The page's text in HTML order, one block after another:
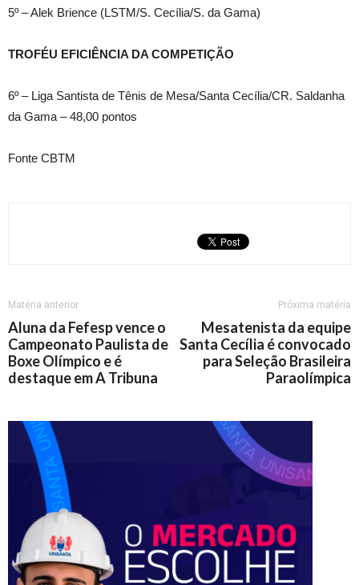
5º – Alek Brience (LSTM/S. Cecília/S. da Gama)
TROFÉU EFICIÊNCIA DA COMPETIÇÃO
6º – Liga Santista de Tênis de Mesa/Santa Cecília/CR. Saldanha
da Gama – 48,00 pontos
Fonte CBTM
Matéria anterior
Aluna da Fefesp vence o
Campeonato Paulista de
Boxe Olímpico e é
destaque em A Tribuna
Próxima matéria
Mesatenista da equipe
Santa Cecília é convocado
para Seleção Brasileira
Paraolímpica